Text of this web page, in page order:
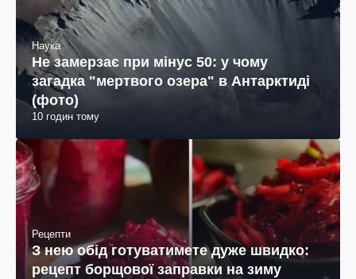
Наука
Не замерзає при мінус 50: у чому
загадка "мертвого озера" в Антарктиді
(фото)
10 годин тому
Рецепти
З нею обід готуватимете дуже швидко:
рецепт борщової заправки на зиму